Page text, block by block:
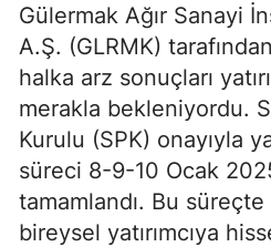
Gülermak Ağır Sanayi
A.Ş. (GLRMK)
halka arz sonuçları
merakla bekleniyordu.
Kurulu (SPK) onayıyla
süreci 8-9-10 Ocak
tamamlandı. Bu
bireysel yatırımcıya